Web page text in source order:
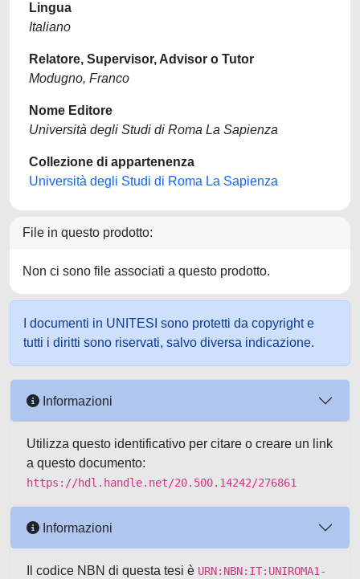
Lingua
Italiano
Relatore, Supervisor, Advisor o Tutor
Modugno, Franco
Nome Editore
Università degli Studi di Roma La Sapienza
Collezione di appartenenza
Università degli Studi di Roma La Sapienza
File in questo prodotto:
Non ci sono file associati a questo prodotto.
I documenti in UNITESI sono protetti da copyright e
tutti i diritti sono riservati, salvo diversa indicazione.
Informazioni
Utilizza questo identificativo per citare o creare un link
a questo documento:
https://hdl.handle.net/20.500.14242/276861
Informazioni
Il codice NBN di questa tesi è URN:NBN:IT:UNIROMA1-